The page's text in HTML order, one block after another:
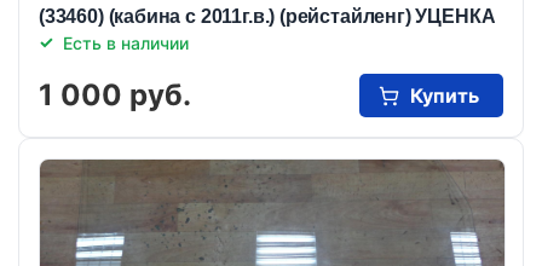
(33460) (кабина с 2011г.в.) (рейстайленг) УЦЕНКА
Есть в наличии
1 000 руб. Купить